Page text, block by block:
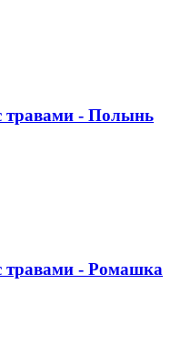
травами - Полынь
травами - Ромашка